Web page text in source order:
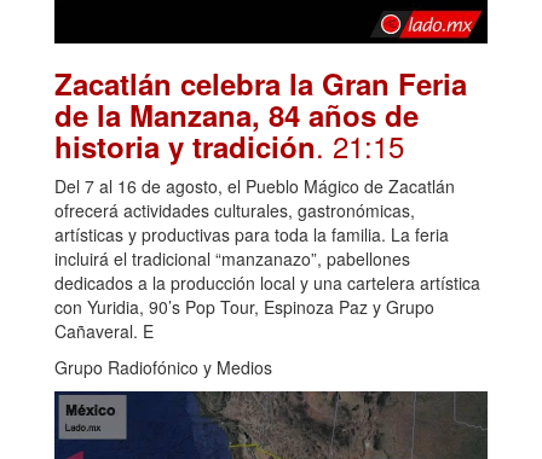
Zacatlán celebra la Gran Feria
de la Manzana, 84 años de
historia y tradición. 21:15
Del 7 al 16 de agosto, el Pueblo Mágico de Zacatlán
ofrecerá actividades culturales, gastronómicas,
artísticas y productivas para toda la familia. La feria
incluirá el tradicional “manzanazo”, pabellones
dedicados a la producción local y una cartelera artística
con Yuridia, 90’s Pop Tour, Espinoza Paz y Grupo
Cañaveral. E
Grupo Radiofónico y Medios